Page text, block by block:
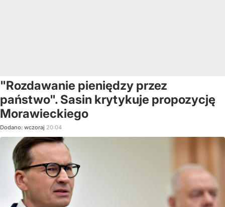
"Rozdawanie pieniędzy przez
państwo". Sasin krytykuje propozycję
Morawieckiego
Dodano: wczoraj 20:04